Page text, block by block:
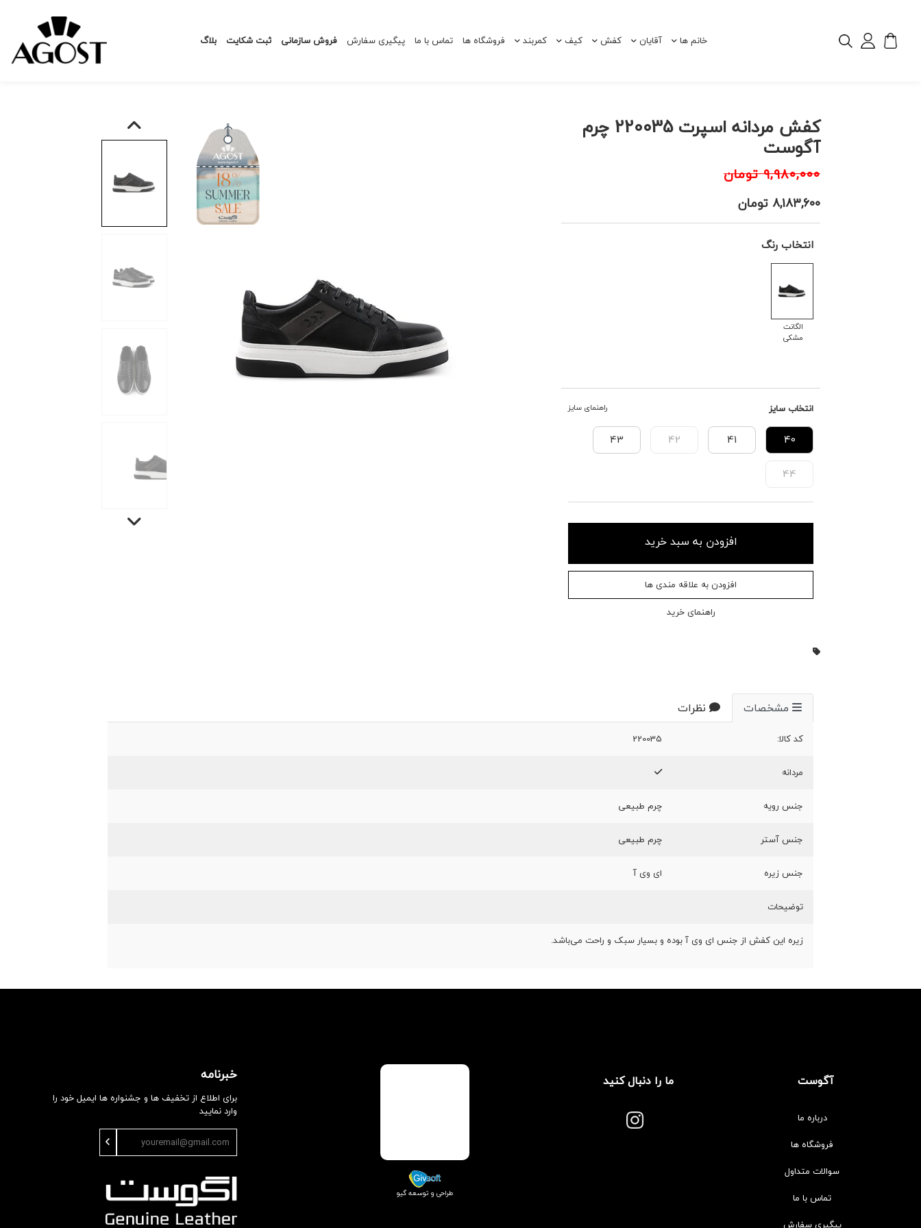
خانم ها آقایان کفش کیف کمربند فروشگاه ها تماس با ما پیگیری سفارش فروش سازمانی ثبت شکایت بلاگ
کفش مردانه اسپرت 220035 چرم
آگوست
۹,۹۸۰,۰۰۰ تومان
۸,۱۸۳,۶۰۰تومان
انتخاب رنگ
الگانت
مشکی
انتخاب سایز راهنمای سایز
40
41
42
43
44
افزودن به سبد خرید
افزودن به علاقه مندی ها
راهنمای خرید
مشخصات نظرات
کد کالا: 220035
مردانه
جنس رویه چرم طبیعی
جنس آستر چرم طبیعی
جنس زیره ای وی آ
توضیحات
زیره این کفش از جنس ای وی آ بوده و بسیار سبک و راحت می‌باشد.
آگوست
درباره ما
فروشگاه ها
سوالات متداول
تماس با ما
پیگیری سفارش
ما را دنبال کنید
طراحی و توسعه گیو
خبرنامه
برای اطلاع از تخفیف ها و جشنواره ها ایمیل خود را
وارد نمایید